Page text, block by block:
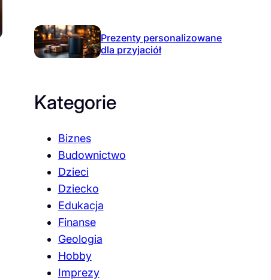
Prezenty personalizowane
dla przyjaciół
Kategorie
Biznes
Budownictwo
Dzieci
Dziecko
Edukacja
Finanse
Geologia
Hobby
Imprezy